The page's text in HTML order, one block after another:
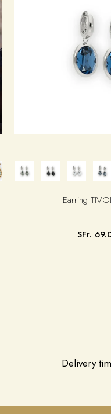
Earring
SFr.
Delivery